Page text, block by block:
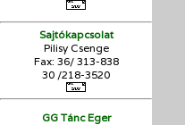
Sajtókapcsolat
Pilisy Csenge
Fax: 36/ 313-838
30 /218-3520
GG Tánc Eger